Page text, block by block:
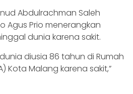
Abdulrachman Saleh
Agus Prio menerangkan
dunia karena sakit.
diusia 86 tahun di Rumah
Kota Malang karena sakit,”